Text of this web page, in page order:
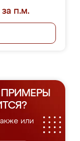
п.м.
или